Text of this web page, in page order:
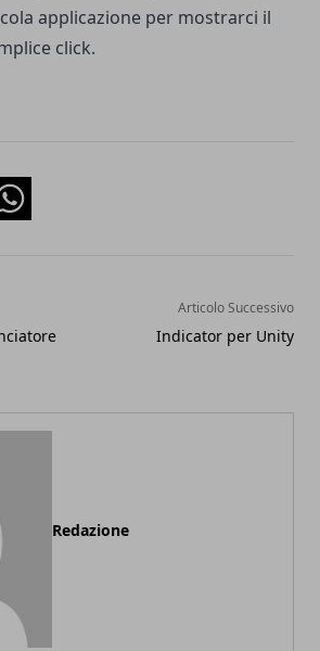
applicazione per mostrarci il
click.
Articolo Successivo
Indicator per Unity
Redazione